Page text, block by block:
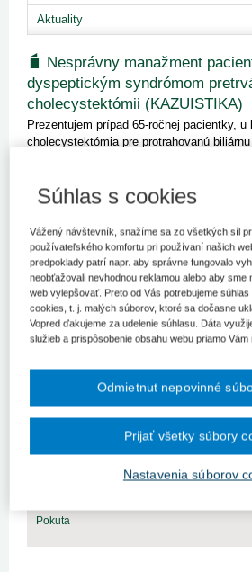
Aktuality
Nesprávny manažment
dyspeptickým syndrómom
cholecystektómii (KAZUISTIKA)
Prezentujem prípad 65-ročnej pacientky,
cholecystektómia pre protrahovanú
ch...
Kľúčové slová
Pokuta
Právne postavenie
zdravotnou starostlivosťou
Cieľom tohto príspevku je vymedzenie
poskytovateľa zdravotnej starostlivosti
v procese dohľadu nad správnym
Pokuta
Súhlas s cookies
Vážený návštevník, snažíme sa zo všetkých síl
používateľského komfortu pri používaní našich
predpoklady patrí napr. aby správne fungovalo
neobťažovali nevhodnou reklamou alebo aby sme
web vylepšovať. Preto od Vás potrebujeme
cookies, t. j. malých súborov, ktoré sa dočasne
Vopred ďakujeme za udelenie súhlasu. Dáta
služieb a prispôsobenie obsahu webu priamo Vám
Nastavenia súborov
Odmietnut nepovinné
Prijať všetky súbory